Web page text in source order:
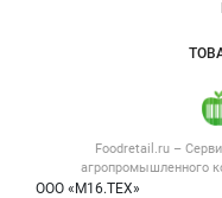
Foodretail.ru –
агропромышленного
ООО «М16.ТЕХ»
Политика